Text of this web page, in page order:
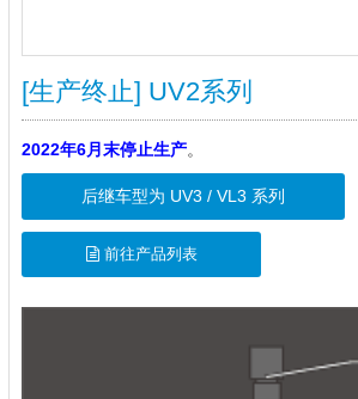
[生产终止] UV2系列
2022年6月末停止生产。
后继车型为 UV3 / VL3 系列
前往产品列表